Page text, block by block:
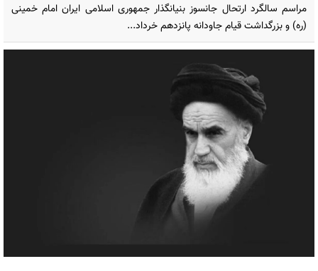
مراسم سالگرد ارتحال جانسوز بنیانگذار جمهوری اسلامی ایران امام خمینی
(ره) و بزرگداشت قیام جاودانه پانزدهم خرداد...